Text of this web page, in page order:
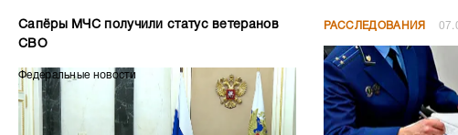
Сапёры МЧС получили статус ветеранов
СВО
Федеральные новости
РАССЛЕДОВАНИЯ